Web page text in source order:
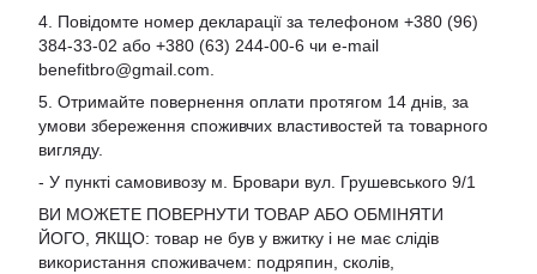
4. Повідомте номер декларації за телефоном +380 (96)
384-33-02 або +380 (63) 244-00-6 чи e-mail
benefitbro@gmail.com
5. Отримайте повернення оплати протягом 14 днів, за
умови збереження споживчих властивостей та товарного
вигляду.
- У пункті самовивозу м. Бровари вул. Грушевського 9/1
ВИ МОЖЕТЕ ПОВЕРНУТИ ТОВАР АБО ОБМІНЯТИ
ЙОГО, ЯКЩО: товар не був у вжитку і не має слідів
використання споживачем: подряпин, сколів,